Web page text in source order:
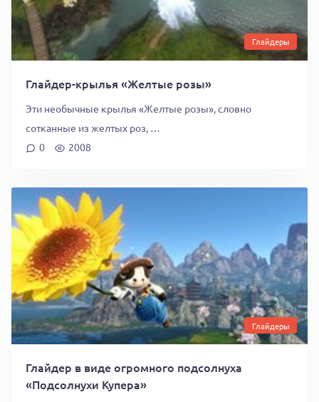
Глайдеры
Глайдер-крылья «Желтые розы»
Эти необычные крылья «Желтые розы», словно
сотканные из желтых роз, …
0
2008
Глайдеры
Глайдер в виде огромного подсолнуха
«Подсолнухи Купера»